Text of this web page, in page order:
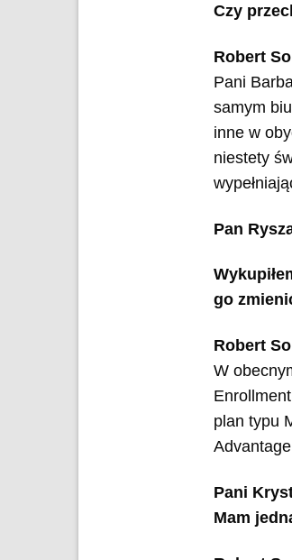
Czy
Robert
Pani
samym
inne w
niestety
Pan
go
Robert
W
plan typu
Pani
Mam